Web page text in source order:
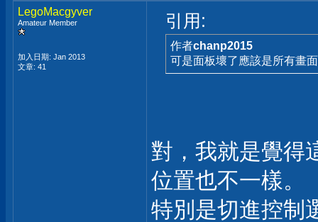
LegoMacgyver
Amateur Member
加入日期: Jan 2013
文章: 41
引用:
作者chanp2015
可是面板壞了應該是所有畫
對，我就是覺得
位置也不一樣。
特別是切進控制